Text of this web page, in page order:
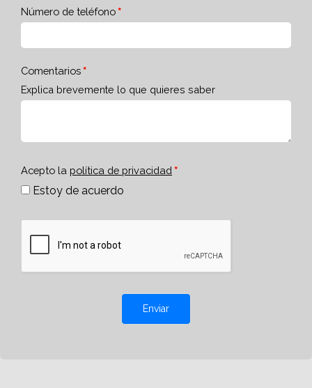
Número de teléfono
Comentarios
Explica brevemente lo que quieres saber
Acepto la política de privacidad
Estoy de acuerdo
Enviar